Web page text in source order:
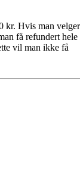
kr. Hvis man velger
få refundert hele
vil man ikke få